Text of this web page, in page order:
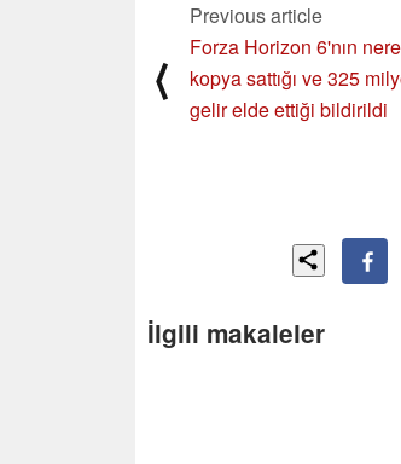
⟨
Previous article
Forza Horizon 6'nın
kopya sattığı ve 325
gelir elde ettiği bildirildi
İlgili makaleler